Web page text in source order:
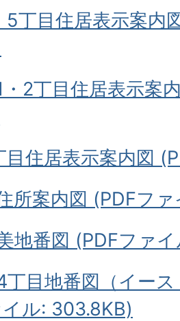
5丁目住居表示案内
2丁目住居表示案
目住居表示案内図
所案内図 (PDFフ
地番図 (PDFファ
丁目地番図（イー
ル: 303.8KB)